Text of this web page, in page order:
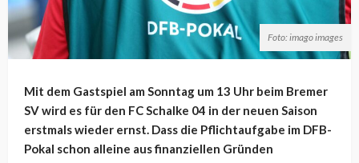
Foto: imago images
Mit dem Gastspiel am Sonntag um 13 Uhr beim Bremer
SV wird es für den FC Schalke 04 in der neuen Saison
erstmals wieder ernst. Dass die Pflichtaufgabe im DFB-
Pokal schon alleine aus finanziellen Gründen